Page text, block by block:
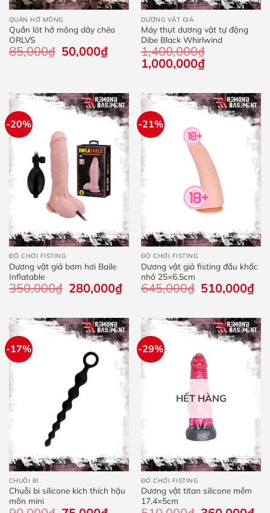
QUẦN HỞ MÔNG
Quần lót hở mông dây chéo
ORLVS
85,000₫ Giá
gốc
50,000₫Giá
hiện
DƯƠNG VẬT GIẢ
Máy thụt dương vật tự động
Dibe Black Whirlwind
1,400,000₫
Giá
gốc
1,400,000₫.
1,000,000₫Giá
hiện
là:
1,000,000₫.
-20%
ĐỒ CHƠI FISTING
Dương vật giả bơm hơi Baile
Inflatable
350,000₫ Giá
gốc
350,000₫.
280,000₫Giá
hiện
là:
280,000₫.
-21%
ĐỒ CHƠI FISTING
Dương vật giả fisting đầu khấc
nhỏ 25×6.5cm
645,000₫ Giá
gốc
645,000₫.
510,000₫Giá
là:
-17%
CHUỖI BI
Chuỗi bi silicone kích thích hậu
môn mini
-29%
HẾT HÀNG
ĐỒ CHƠI FISTING
Dương vật titan silicone mềm
17.4×5cm